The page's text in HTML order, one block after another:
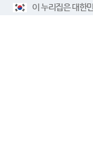
이 누리집은 대한